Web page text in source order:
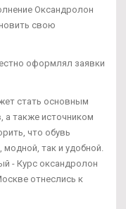
Оксандролон
свою
оформлял заявки
стать основным
а также источником
что обувь
так и удобной.
- Курс оксандролон
отнеслись к